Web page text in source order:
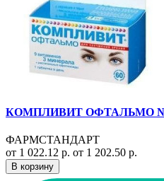
КОМПЛИВИТ ОФТАЛЬМО
ФАРМСТАНДАРТ
от 1 022.12 р. от 1 202.50 р.
В корзину